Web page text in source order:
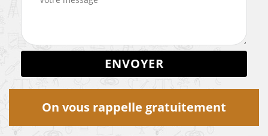
On vous rappelle gratuitement